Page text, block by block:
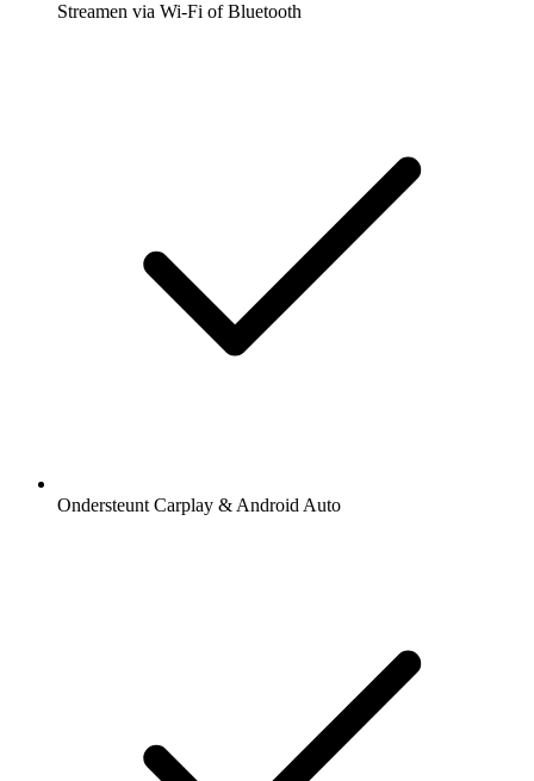
Streamen via Wi-Fi of Bluetooth
Ondersteunt Carplay & Android Auto